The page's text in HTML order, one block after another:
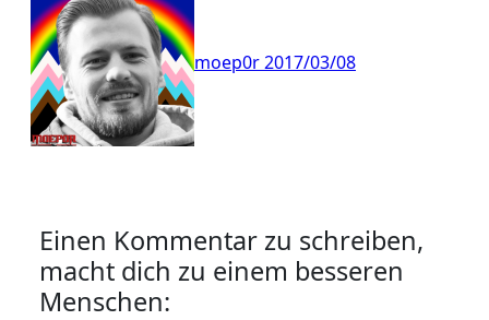
moep0r2017/03/08
Einen Kommentar zu schreiben,
macht dich zu einem besseren
Menschen: